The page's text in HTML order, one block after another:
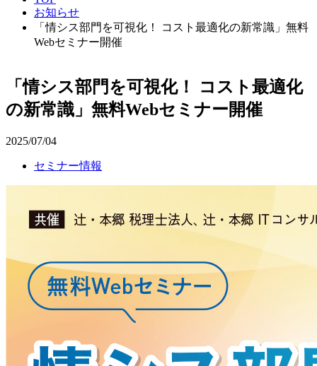
お知らせ
「情シス部門を可視化！ コスト最適化の新常識」無料
Webセミナー開催
「情シス部門を可視化！ コスト最適化
の新常識」無料Webセミナー開催
2025/07/04
セミナー情報